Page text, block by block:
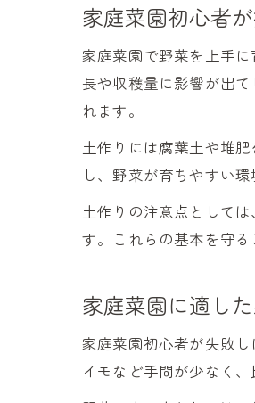
家庭菜園初心者
家庭菜園で野菜を上手
長や収穫量に影響が出
れます。
土作りには腐葉土や堆
し、野菜が育ちやすい
土作りの注意点として
す。これらの基本を守
家庭菜園に適し
家庭菜園初心者が失敗
イモなど手間が少なく